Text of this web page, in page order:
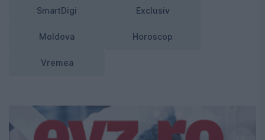
SmartDigi Exclusiv
Moldova Horoscop
Vremea